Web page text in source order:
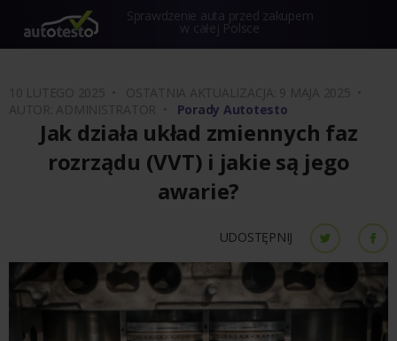
Sprawdzenie auta przed zakupem
w całej Polsce
10 LUTEGO 2025 •
OSTATNIA AKTUALIZACJA: 9 MAJA 2025 •
AUTOR: ADMINISTRATOR • Porady Autotesto
Jak działa układ zmiennych faz
rozrządu (VVT) i jakie są jego
awarie?
UDOSTĘPNIJ